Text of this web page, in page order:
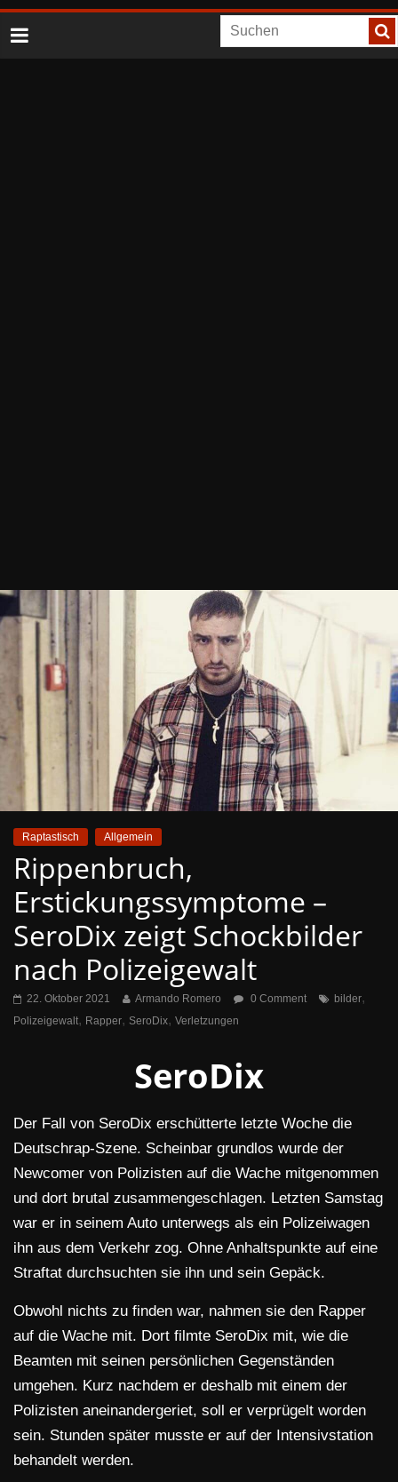
Raptastisch Allgemein
Rippenbruch,
Erstickungssymptome –
SeroDix zeigt Schockbilder
nach Polizeigewalt
22. Oktober 2021 Armando Romero 0 Comment bilder,
Polizeigewalt, Rapper, SeroDix, Verletzungen
SeroDix
Der Fall von SeroDix erschütterte letzte Woche die
Deutschrap-Szene. Scheinbar grundlos wurde der
Newcomer von Polizisten auf die Wache mitgenommen
und dort brutal zusammengeschlagen. Letzten Samstag
war er in seinem Auto unterwegs als ein Polizeiwagen
ihn aus dem Verkehr zog. Ohne Anhaltspunkte auf eine
Straftat durchsuchten sie ihn und sein Gepäck.
Obwohl nichts zu finden war, nahmen sie den Rapper
auf die Wache mit. Dort filmte SeroDix mit, wie die
Beamten mit seinen persönlichen Gegenständen
umgehen. Kurz nachdem er deshalb mit einem der
Polizisten aneinandergeriet, soll er verprügelt worden
sein. Stunden später musste er auf der Intensivstation
behandelt werden.